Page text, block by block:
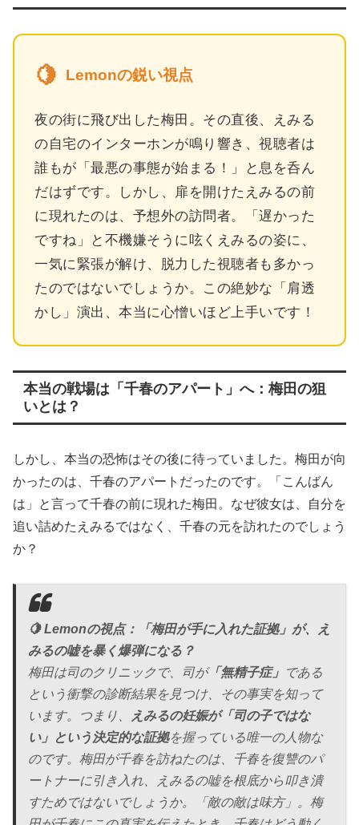
🍋 Lemonの鋭い視点
夜の街に飛び出した梅田。その直後、えみる
の自宅のインターホンが鳴り響き、視聴者は
誰もが「最悪の事態が始まる！」と息を呑ん
だはずです。しかし、扉を開けたえみるの前
に現れたのは、予想外の訪問者。「遅かった
ですね」と不機嫌そうに呟くえみるの姿に、
一気に緊張が解け、脱力した視聴者も多かっ
たのではないでしょうか。この絶妙な「肩透
かし」演出、本当に心憎いほど上手いです！
本当の戦場は「千春のアパート」へ：梅田の狙
いとは？
しかし、本当の恐怖はその後に待っていました。梅田が向
かったのは、千春のアパートだったのです。「こんばん
は」と言って千春の前に現れた梅田。なぜ彼女は、自分を
追い詰めたえみるではなく、千春の元を訪れたのでしょう
か？
🍋 Lemonの視点：「梅田が手に入れた証拠」が、え
みるの嘘を暴く爆弾になる？
梅田は司のクリニックで、司が「無精子症」 である
という衝撃の診断結果を見つけ、その事実を知って
います。つまり、
えみるの妊娠が「司の子ではな
い」という決定的な証拠を握っている唯一の人物な
のです。梅田が千春を訪ねたのは、千春を復讐のパ
ートナーに引き入れ、えみるの嘘を根底から叩き潰
すためではないでしょうか。「敵の敵は味方」。梅